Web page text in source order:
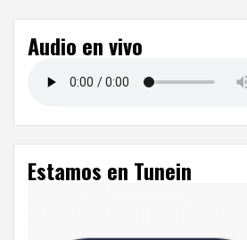
Audio en vivo
Estamos en Tunein